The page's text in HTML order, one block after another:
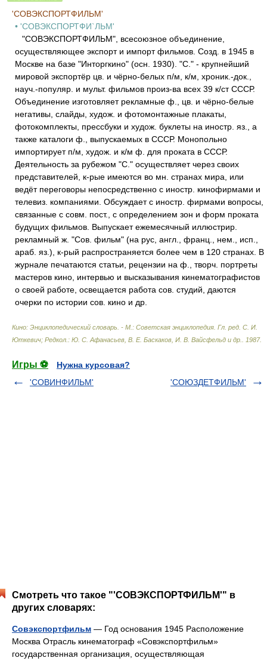
'СОВЭКСПОРТФИЛЬМ'
• 'СОВЭКСПОРТФИ`ЛЬМ'
"СОВЭКСПОРТФИЛЬМ", всесоюзное объединение,
осуществляющее экспорт и импорт фильмов. Созд. в 1945 в
Москве на базе "Инторгкино" (осн. 1930). "С." - крупнейший
мировой экспортёр цв. и чёрно-белых п/м, к/м, хроник.-док.,
науч.-популяр. и мульт. фильмов произ-ва всех 39 к/ст СССР.
Объединение изготовляет рекламные ф., цв. и чёрно-белые
негативы, слайды, худож. и фотомонтажные плакаты,
фотокомплекты, прессбуки и худож. буклеты на иностр. яз., а
также каталоги ф., выпускаемых в СССР. Монопольно
импортирует п/м, худож. и к/м ф. для проката в СССР.
Деятельность за рубежом "С." осуществляет через своих
представителей, к-рые имеются во мн. странах мира, или
ведёт переговоры непосредственно с иностр. кинофирмами и
телевиз. компаниями. Обсуждает с иностр. фирмами вопросы,
связанные с совм. пост., с определением зон и форм проката
будущих фильмов. Выпускает ежемесячный иллюстрир.
рекламный ж. "Сов. фильм" (на рус, англ., франц., нем., исп.,
араб. яз.), к-рый распространяется более чем в 120 странах. В
журнале печатаются статьи, рецензии на ф., творч. портреты
мастеров кино, интервью и высказывания кинематографистов
о своей работе, освещается работа сов. студий, даются
очерки по истории сов. кино и др.
Кино: Энциклопедический словарь. - М.: Советская энциклопедия Гл. ред. С. И.
Юткевич; Редкол.: Ю. С. Афанасьев, В. Е. Баскаков, И. В. Вайсфельд и др.
1987.
Игры ⚽
Нужна курсовая?
'СОВИНФИЛЬМ'
'СОЮЗДЕТФИЛЬМ'
Смотреть что такое "'СОВЭКСПОРТФИЛЬМ'" в
других словарях:
Совэкспортфильм — Год основания 1945 Расположение
Москва Отрасль кинематограф «Совэкспортфильм»
государственная организация, осуществляющая